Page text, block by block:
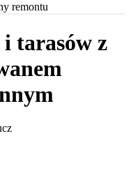
remontu
tarasów z